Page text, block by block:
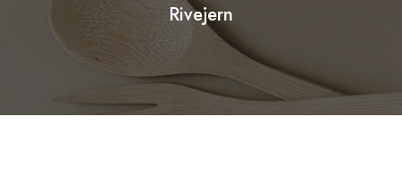
Rivejern